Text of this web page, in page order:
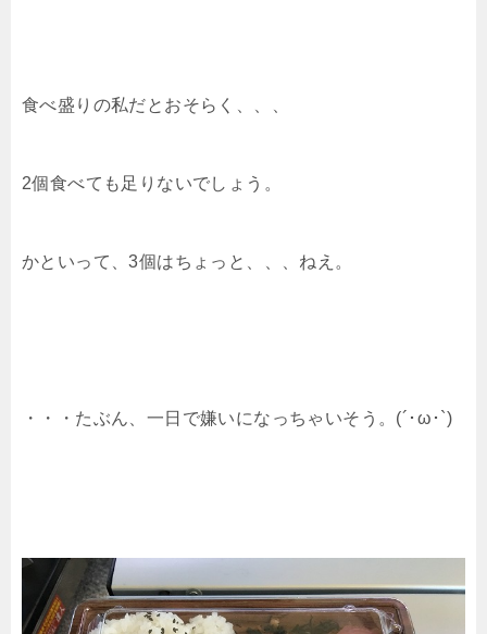
食べ盛りの私だとおそらく、、、
2個食べても足りないでしょう。
かといって、3個はちょっと、、、ねえ。
・・・たぶん、一日で嫌いになっちゃいそう。(´･ω･`)